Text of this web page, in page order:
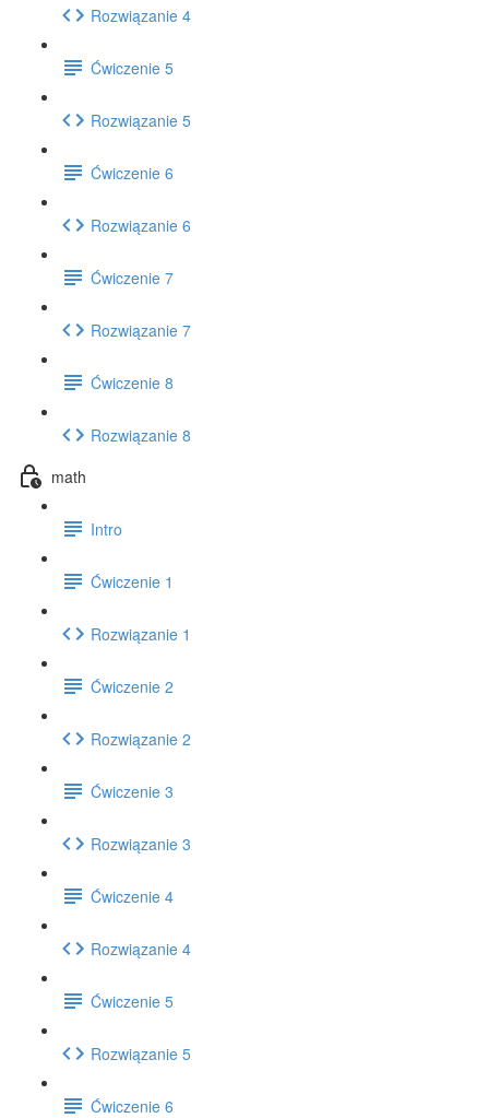
Rozwiązanie 4
Ćwiczenie 5
Rozwiązanie 5
Ćwiczenie 6
Rozwiązanie 6
Ćwiczenie 7
Rozwiązanie 7
Ćwiczenie 8
Rozwiązanie 8
math
Intro
Ćwiczenie 1
Rozwiązanie 1
Ćwiczenie 2
Rozwiązanie 2
Ćwiczenie 3
Rozwiązanie 3
Ćwiczenie 4
Rozwiązanie 4
Ćwiczenie 5
Rozwiązanie 5
Ćwiczenie 6